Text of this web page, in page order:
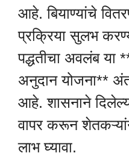
आहे. बियाण्यांचे
प्रक्रिया सुलभ
पद्धतीचा अवलंब या
अनुदान योजना**
आहे. शासनाने दिलेल्या
वापर करून
लाभ घ्यावा.